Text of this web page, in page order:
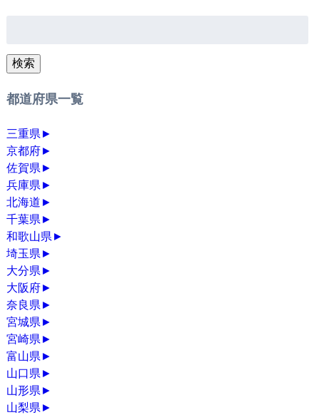
検索
都道府県一覧
三重県 ►
京都府►
佐賀県 ►
兵庫県 ►
北海道 ►
千葉県 ►
和歌山県 ►
埼玉県 ►
大分県 ►
大阪府►
奈良県 ►
宮城県 ►
宮崎県 ►
富山県 ►
山口県 ►
山形県 ►
山梨県 ►